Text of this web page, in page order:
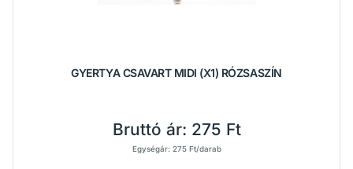
GYERTYA CSAVART MIDI (X1) RÓZSASZÍN
Bruttó ár: 275 Ft
Egységár: 275 Ft/darab